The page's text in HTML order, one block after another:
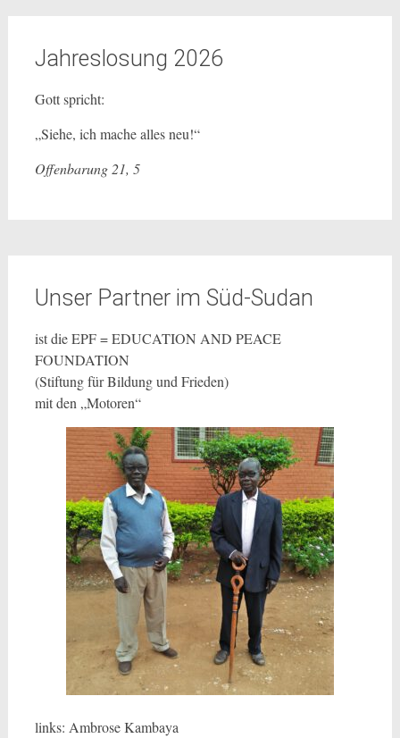
Jahreslosung 2026
Gott spricht:
„Siehe, ich mache alles neu!“
Offenbarung 21, 5
Unser Partner im Süd-Sudan
ist die EPF = EDUCATION AND PEACE
FOUNDATION
(Stiftung für Bildung und Frieden)
mit den „Motoren“
links: Ambrose Kambaya